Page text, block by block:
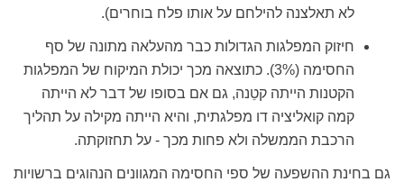
לא תאלצנה להילחם על אותו פלח בוחרים).
חיזוק המפלגות הגדולות כבר מהעלאה מתונה של סף
החסימה (3%). כתוצאה מכך יכולת המיקוח של המפלגות
הקטנות הייתה קטֵנה, גם אם בסופו של דבר לא הייתה
קמה קואליציה דו מפלגתית, והיא הייתה מקילה על תהליך
הרכבת הממשלה ולא פחות מכך - על תחזוקתה.
גם בחינת ההשפעה של ספי החסימה המגוונים הנהוגים ברשויות